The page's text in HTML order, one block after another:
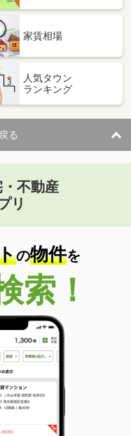
家賃相場
人気タウン
ランキング
る
不動産
リ
の物件を
索！